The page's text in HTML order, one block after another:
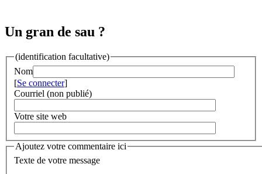
Un gran de sau ?
(identification facultative)
Nom
[Se connecter]
Courriel (non publié)
Votre site web
Ajoutez votre commentaire ici
Texte de votre message